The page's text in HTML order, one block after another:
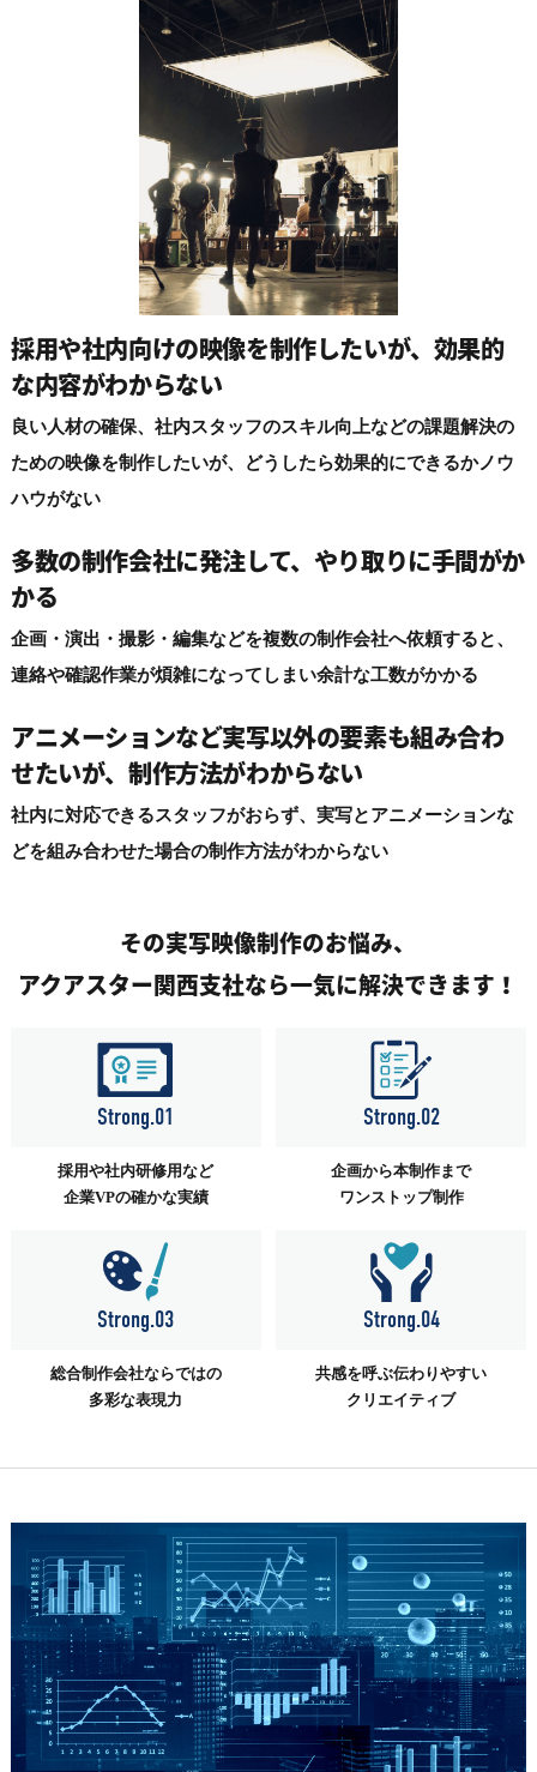
採用や社内向けの映像を制作したいが、 効果的
な内容がわからない
良い人材の確保、社内スタッフのスキル向上などの課題解決の
ための映像を制作したいが、どうしたら効果的にできるかノウ
ハウがない
多数の制作会社に発注して、 やり取りに手間がか
かる
企画・演出・撮影・編集などを複数の制作会社へ依頼すると、
連絡や確認作業が煩雑になってしまい余計な工数がかかる
アニメーションなど実写以外の要素も組み合わ
せたいが、制作方法がわからない
社内に対応できるスタッフがおらず、実写とアニメーションな
どを組み合わせた場合の制作方法がわからない
その実写映像制作のお悩み、
アクアスター関西支社なら一気に解決できます！
Strong.01
採用や社内研修用など
企業VPの確かな実績
Strong.02
企画から本制作まで
ワンストップ制作
Strong.03
総合制作会社ならではの
多彩な表現力
Strong.04
共感を呼ぶ伝わりやすい
クリエイティブ